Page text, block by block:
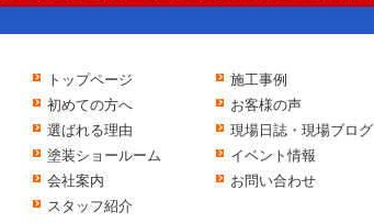
トップページ
初めての方へ
選ばれる理由
塗装ショールーム
会社案内
スタッフ紹介
施工事例
お客様の声
現場日誌・現場ブログ
イベント情報
お問い合わせ